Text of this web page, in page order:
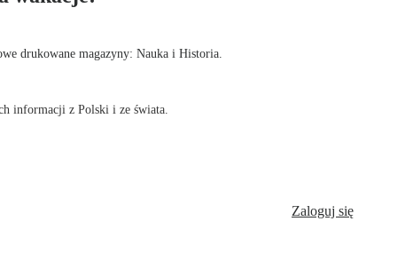
drukowane magazyny: Nauka i Historia.
informacji z Polski i ze świata.
Zaloguj się